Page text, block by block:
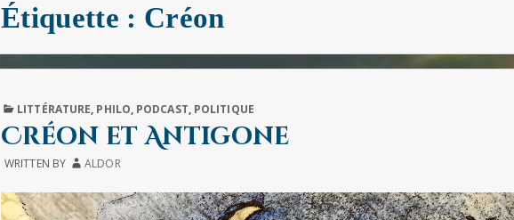
Étiquette : Créon
PUBLISHED
LITTÉRATURE, PHILO, PODCAST, POLITIQUE
Créon et Antigone
WRITTEN BY ALDOR